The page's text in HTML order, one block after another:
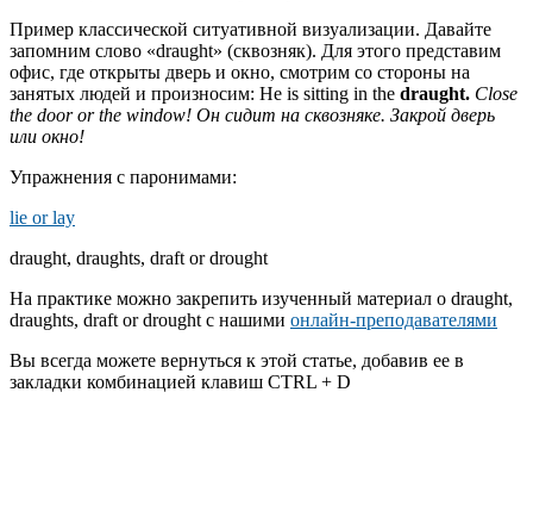
Пример классической ситуативной визуализации. Давайте
запомним слово «draught» (сквозняк). Для этого представим
офис, где открыты дверь и окно, смотрим со стороны на
занятых людей и произносим: He is sitting in the draught. Close
the door or the window! Он сидит на сквозняке. Закрой дверь
или окно!
Упражнения с паронимами:
lie or lay
draught, draughts, draft or drought
На практике можно закрепить изученный материал о draught,
draughts, draft or drought с нашими онлайн-преподавателями
Вы всегда можете вернуться к этой статье, добавив ее в
закладки комбинацией клавиш CTRL + D